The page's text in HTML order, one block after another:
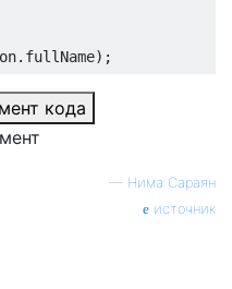
. fullName);
кода
— Нима Сараян
источник